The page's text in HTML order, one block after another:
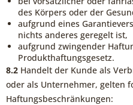
des Körpers oder der
aufgrund eines
nichts anderes geregelt ist,
aufgrund zwingender
Produkthaftungsgesetz.
8.2 Handelt der Kunde als
oder als Unternehmer, gelten
Haftungsbeschränkungen: